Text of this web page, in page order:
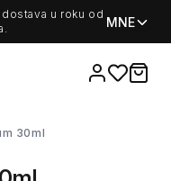
u roku od
MNE
Favorites
items
30ml